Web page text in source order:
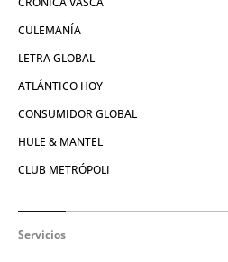
CULEMANÍA
LETRA GLOBAL
ATLÁNTICO HOY
CONSUMIDOR GLOBAL
HULE & MANTEL
CLUB METRÓPOLI
Servicios